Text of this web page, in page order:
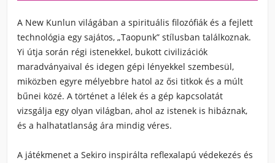
A New Kunlun világában a spirituális filozófiák és a fejlett
technológia egy sajátos, „Taopunk” stílusban találkoznak.
Yi útja során régi istenekkel, bukott civilizációk
maradványaival és idegen gépi lényekkel szembesül,
miközben egyre mélyebbre hatol az ősi titkok és a múlt
bűnei közé. A történet a lélek és a gép kapcsolatát
vizsgálja egy olyan világban, ahol az istenek is hibáznak,
és a halhatatlanság ára mindig véres.
A játékmenet a Sekiro inspirálta reflexalapú védekezés és